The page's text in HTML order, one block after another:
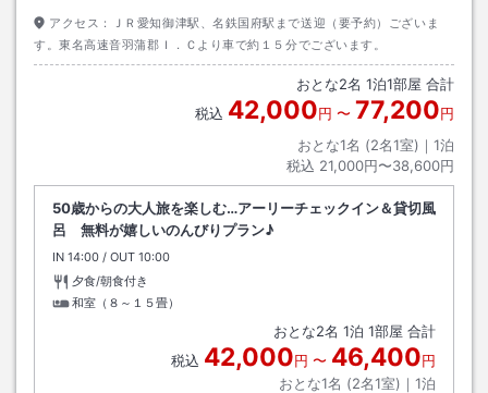
アクセス：
ＪＲ愛知御津駅、名鉄国府駅まで送迎（要予約）ございま
す。東名高速音羽蒲郡Ｉ．Ｃより車で約１５分でございます。
おとな2名 1泊1部屋 合計
税込 42,000円 〜 77,200円
おとな1名 (2名1室)｜ 1泊
税込 21,000円〜38,600円
50歳からの大人旅を楽しむ…アーリーチェックイン＆貸切風
呂 無料が嬉しいのんびりプラン♪
IN チェックイン
14:00 / OUT チェックアウト
10:00
夕食/朝食付き
和室（８～１５畳）
おとな2名 1泊 1部屋 合計
税込 42,000円 〜 46,400円
おとな1名 (2名1室)｜ 1泊